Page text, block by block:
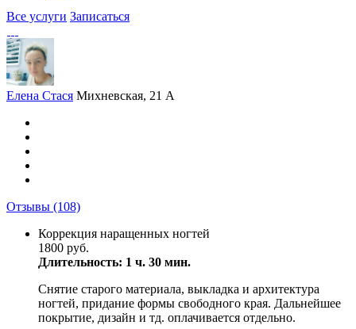
Все услуги Записаться
Елена Стася Михневская, 21 А
Отзывы (108)
Коррекция наращенных ногтей
1800 руб.
Длительность: 1 ч. 30 мин.
Снятие старого материала, выкладка и архитектура
ногтей, придание формы свободного края. Дальнейшее
покрытие, дизайн и тд. оплачивается отдельно.